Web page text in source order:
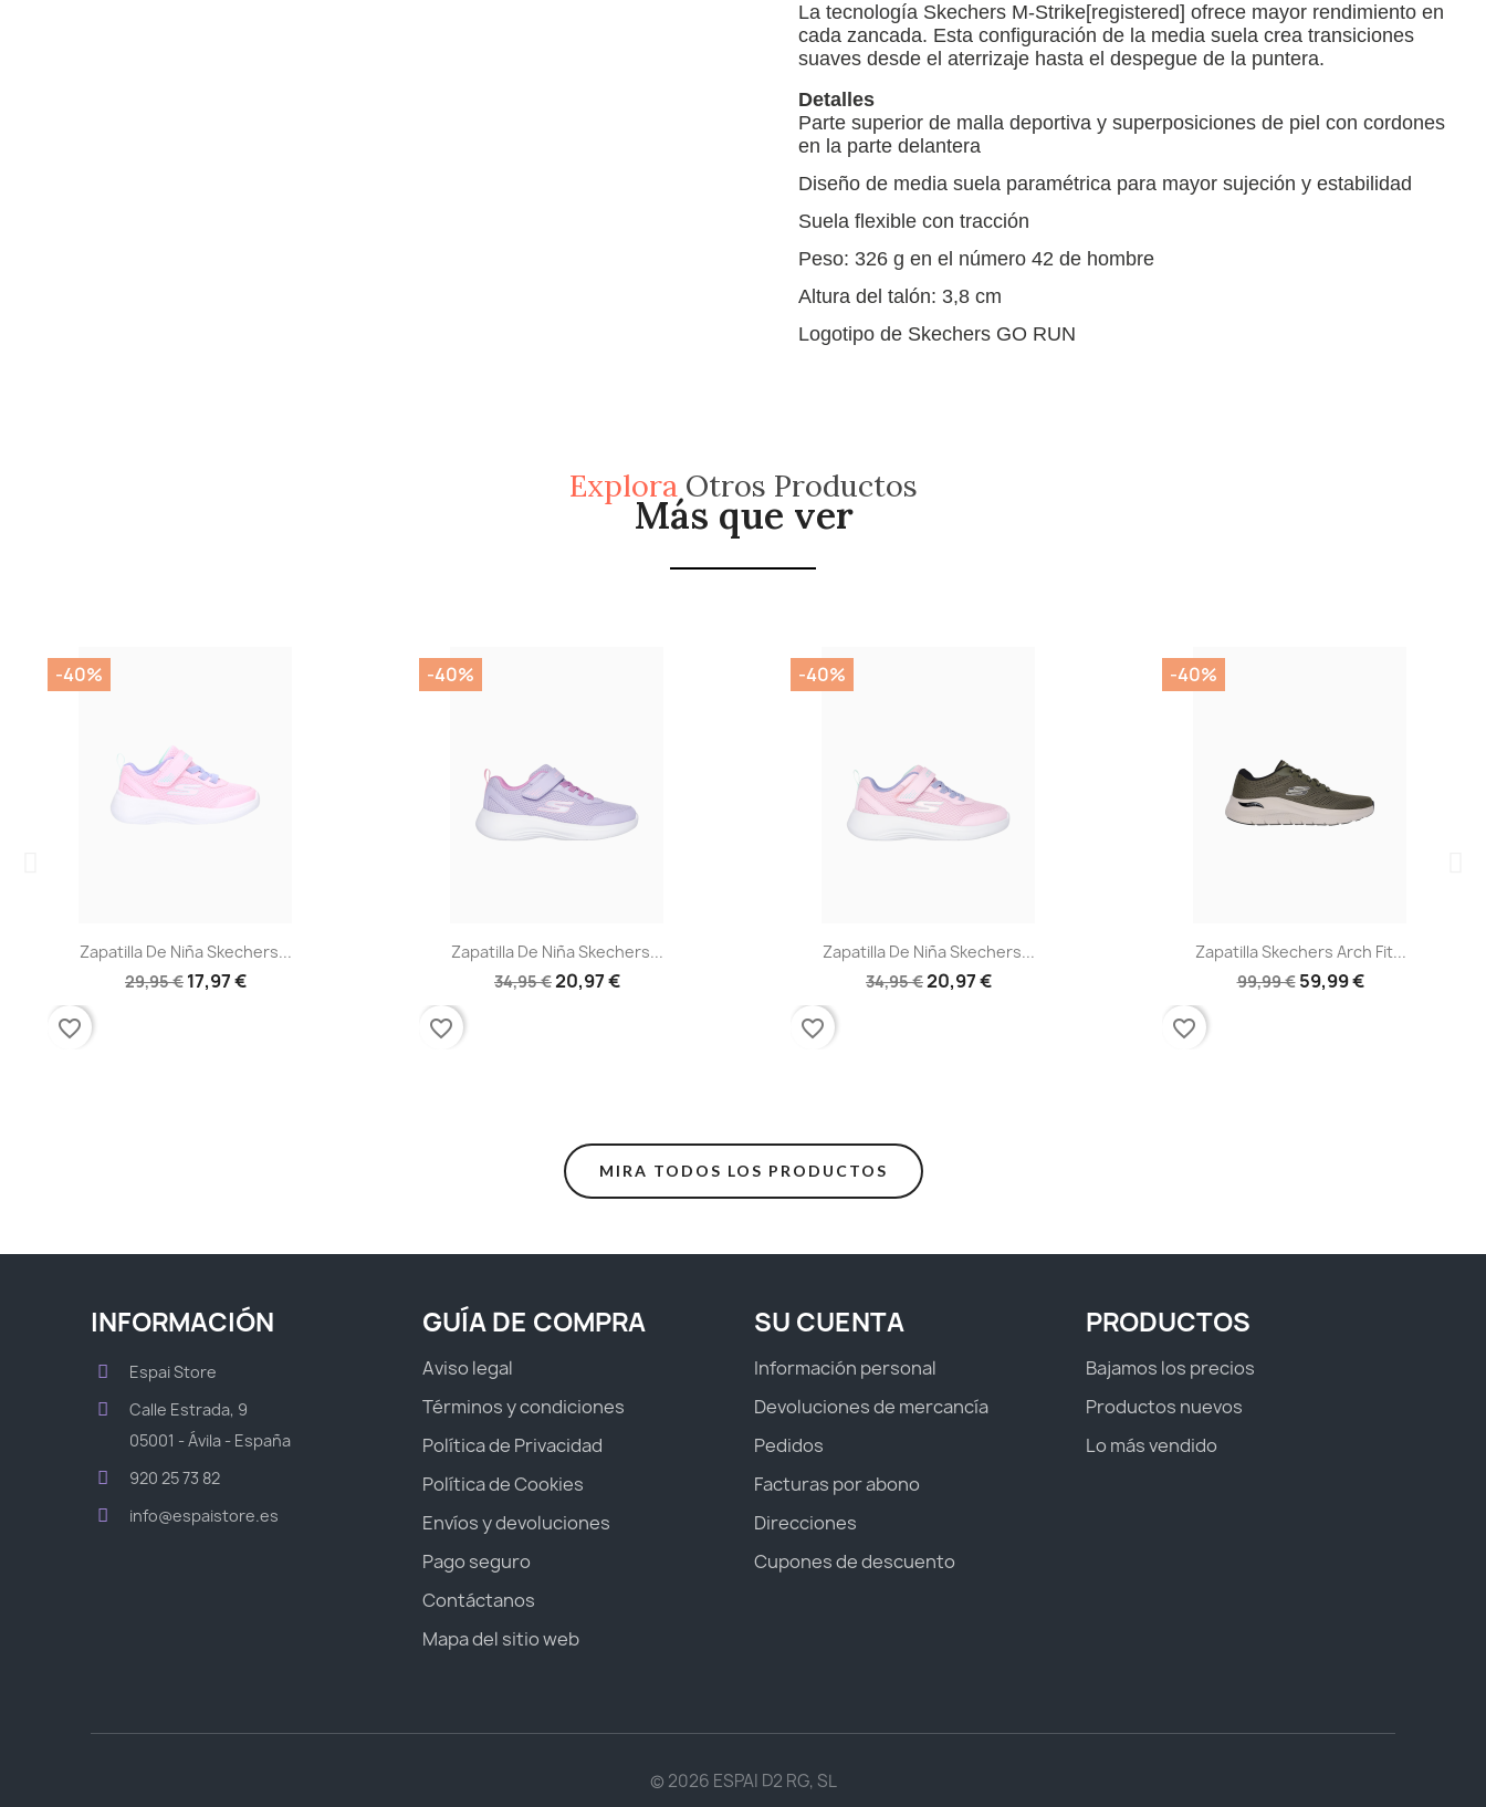
La tecnología Skechers M-Strike[registered] ofrece mayor rendimiento en
cada zancada. Esta configuración de la media suela crea transiciones
suaves desde el aterrizaje hasta el despegue de la puntera.
Detalles
Parte superior de malla deportiva y superposiciones de piel con cordones
en la parte delantera
Diseño de media suela paramétrica para mayor sujeción y estabilidad
Suela flexible con tracción
Peso: 326 g en el número 42 de hombre
Altura del talón: 3,8 cm
Logotipo de Skechers GO RUN
ExploraOtros Productos
Más que ver
Vista rápida
Zapatilla De Niña Skechers...
29,95 € 17,97 €
-40%
favorite_border
Vista rápida
Zapatilla De Niña Skechers...
34,95 €20,97 €
-40%
favorite_border
Vista rápida
Zapatilla De Niña Skechers...
34,95 €20,97 €
-40%
favorite_border
Vista rápida
Zapatilla Skechers Arch Fit...
99,99 € 59,99 €
-40%
favorite_border
MIRA TODOS LOS PRODUCTOS
INFORMACIÓN
Espai Store
Calle Estrada, 9
05001 - Ávila - España
920 25 73 82
info@espaistore.es
GUÍA DE COMPRA
Aviso legal
Términos y condiciones
Política de Privacidad
Política de Cookies
Envíos y devoluciones
Pago seguro
Contáctanos
Mapa del sitio web
SU CUENTA
Información personal
Devoluciones de mercancía
Pedidos
Facturas por abono
Direcciones
Cupones de descuento
PRODUCTOS
Bajamos los precios
Productos nuevos
Lo más vendido
© 2026 ESPAI D2 RG, SL